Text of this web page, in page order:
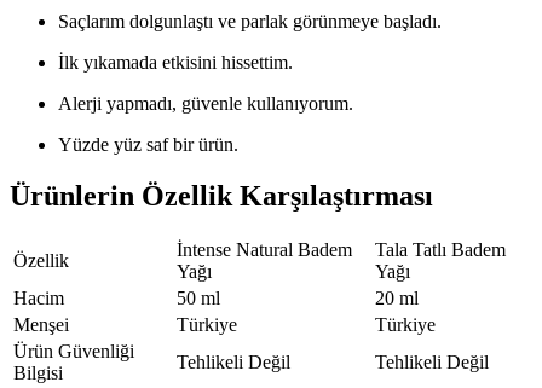
Saçlarım dolgunlaştı ve parlak görünmeye başladı.
İlk yıkamada etkisini hissettim.
Alerji yapmadı, güvenle kullanıyorum.
Yüzde yüz saf bir ürün.
Ürünlerin Özellik Karşılaştırması
Özellik
İntense Natural Badem
Yağı
Tala Tatlı Badem
Yağı
Hacim
50 ml
20 ml
Menşei
Türkiye
Türkiye
Ürün Güvenliği
Bilgisi
Tehlikeli Değil
Tehlikeli Değil